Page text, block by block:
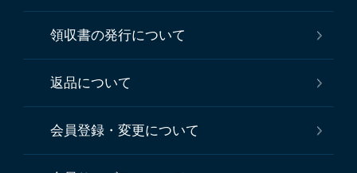
領収書の発行について
返品について
会員登録・変更について